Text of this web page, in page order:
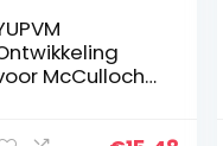
McCulloch